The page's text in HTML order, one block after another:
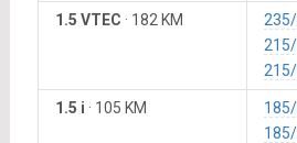
1.5 VTEC · 182 KM
1.5 i · 105 KM